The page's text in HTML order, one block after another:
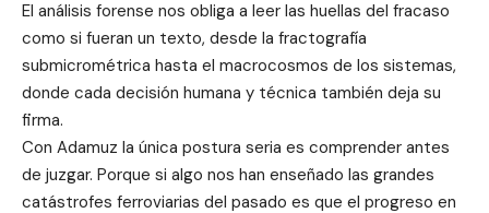
El análisis forense nos obliga a leer las huellas del fracaso
como si fueran un texto, desde la fractografía
submicrométrica hasta el macrocosmos de los sistemas,
donde cada decisión humana y técnica también deja su
firma.
Con Adamuz la única postura seria es comprender antes
de juzgar. Porque si algo nos han enseñado las grandes
catástrofes ferroviarias del pasado es que el progreso en